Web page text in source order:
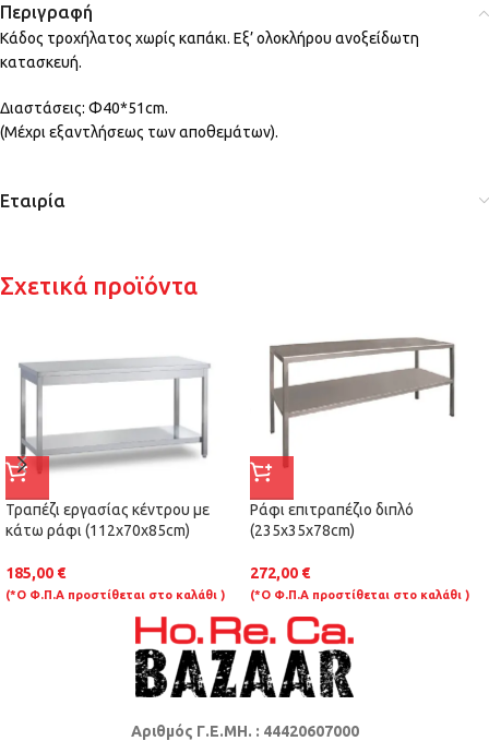
Περιγραφή
Κάδος τροχήλατος χωρίς καπάκι. Εξ’ ολοκλήρου ανοξείδωτη
κατασκευή.
Διαστάσεις: Φ40*51cm.
(Μέχρι εξαντλήσεως των αποθεμάτων).
Εταιρία
Σχετικά προϊόντα
Τραπέζι εργασίας κέντρου με
κάτω ράφι (112x70x85cm)
185,00 €
(*Ο Φ.Π.Α προστίθεται στο καλάθι )
Ράφι επιτραπέζιο διπλό
(235x35x78cm)
272,00 €
(*Ο Φ.Π.Α προστίθεται στο καλάθι )
Αριθμός Γ.Ε.ΜΗ. : 44420607000